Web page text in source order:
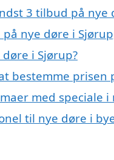
3 tilbud på nye
nye døre i
i Sjørup?
bestemme prisen
med speciale
til nye døre i